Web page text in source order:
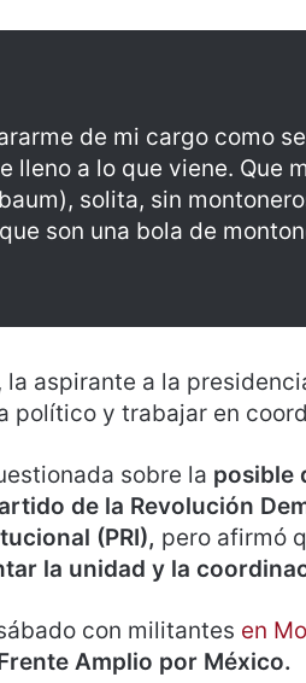
de mi cargo como
lleno a lo que viene. Que
solita, sin
son una bola de
la aspirante a la
político y trabajar en
sobre la posible
de la Revolución
(PRI), pero afirmó
la unidad y la
con militantes en
Amplio por México.